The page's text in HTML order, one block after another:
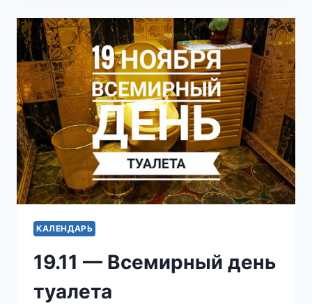
СЕЛЬСКОГО
ХОЗЯЙСТВА
И
ПЕРЕРАБАТЫВАЮЩЕЙ
ПРОМЫШЛЕННОСТИ
КАЛЕНДАРЬ
19.11 — Всемирный день
туалета